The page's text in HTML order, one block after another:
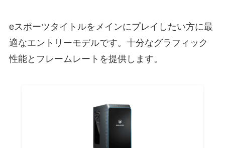
eスポーツタイトルをメインにプレイしたい方に最
適なエントリーモデルです。十分なグラフィック
性能とフレームレートを提供します。